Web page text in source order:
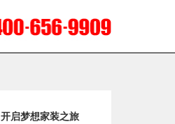
开启梦想家装之旅